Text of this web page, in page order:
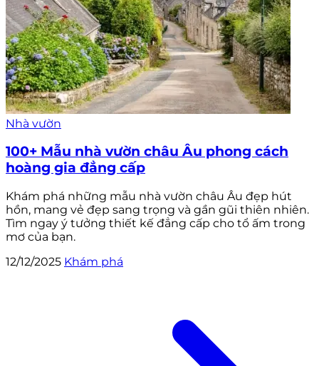
Nhà vườn
100+ Mẫu nhà vườn châu Âu phong cách
hoàng gia đẳng cấp
Khám phá những mẫu nhà vườn châu Âu đẹp hút
hồn, mang vẻ đẹp sang trọng và gần gũi thiên nhiên.
Tìm ngay ý tưởng thiết kế đẳng cấp cho tổ ấm trong
mơ của bạn.
12/12/2025 Khám phá